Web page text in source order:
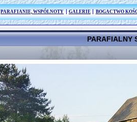
PARAFIANIE, WSPÓLNOTY GALERIE BOGACTWO
PARAFIALNY